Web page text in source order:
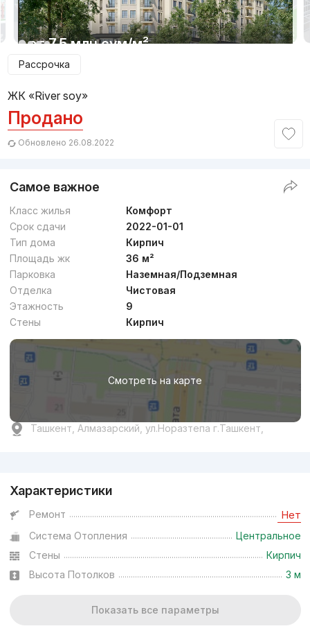
от7.5 млн сум/м²
ЖК «River Park»
от7.2 млн сум/м²
Сдан 2023 NEO Construction Premium
ЖК «Riverside Palace»
от18.2 млн сум
3к квартира, 77 м²
+998 (34) 927...
1/7
Рассрочка
ЖК «River soy»
Продано
Обновлено 26.08.2022
Самое важное
Класс жилья
Комфорт
Срок сдачи
2022-01-01
Тип дома
Кирпич
Площадь жк
36 м²
Парковка
Наземная/Подземная
Отделка
Чистовая
Этажность
9
Стены
Кирпич
Смотреть на карте
Ташкент, Алмазарский, ул.Норазтепа г.Ташкент,
Характеристики
Ремонт Нет
Система Отопления
Центральное
Стены
Кирпич
Высота Потолков
3 м
Показать все параметры